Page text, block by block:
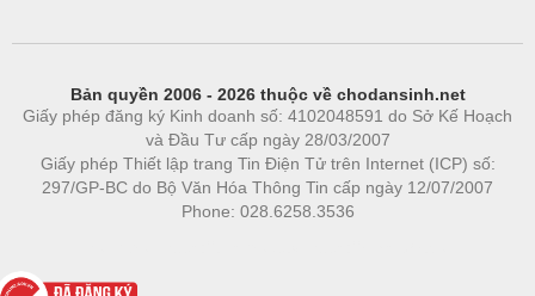
Bản quyền 2006 - 2026 thuộc về chodansinh.net
Giấy phép đăng ký Kinh doanh số: 4102048591 do Sở Kế Hoạch
và Đầu Tư cấp ngày 28/03/2007
Giấy phép Thiết lập trang Tin Điện Tử trên Internet (ICP) số:
297/GP-BC do Bộ Văn Hóa Thông Tin cấp ngày 12/07/2007
Phone: 028.6258.3536